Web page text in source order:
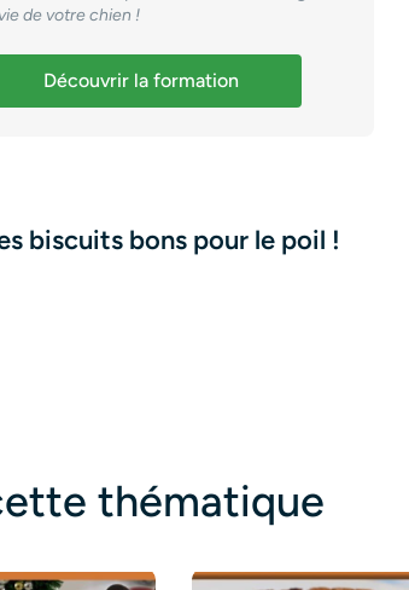
de votre chien !
Découvrir la formation
biscuits bons pour le poil !
thématique